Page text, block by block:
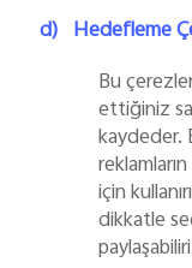
d) Hedefleme
Bu
ettiğiniz
kaydeder.
için
dikkatle